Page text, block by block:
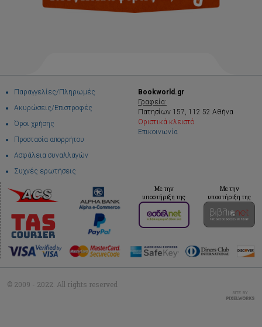
Παραγγελίες/Πληρωμές
Ακυρώσεις/Επιστροφές
Όροι χρήσης
Προστασία απορρήτου
Ασφάλεια συναλλαγών
Συχνές ερωτήσεις
Bookworld.gr
Γραφεία:
Πατησίων 157, 112 52 Αθήνα
Οριστικά κλειστό
Επικοινωνία
Με την
υποστήριξη της
Με την
υποστήριξη της
© 2009 - 2022. All rights reserved